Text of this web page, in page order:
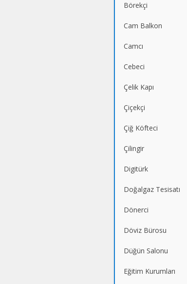
Börekçi
Cam Balkon
Camcı
Cebeci
Çelik Kapı
Çiçekçi
Çiğ Köfteci
Çilingir
Digitürk
Doğalgaz Tesisatı
Dönerci
Döviz Bürosu
Düğün Salonu
Eğitim Kurumları